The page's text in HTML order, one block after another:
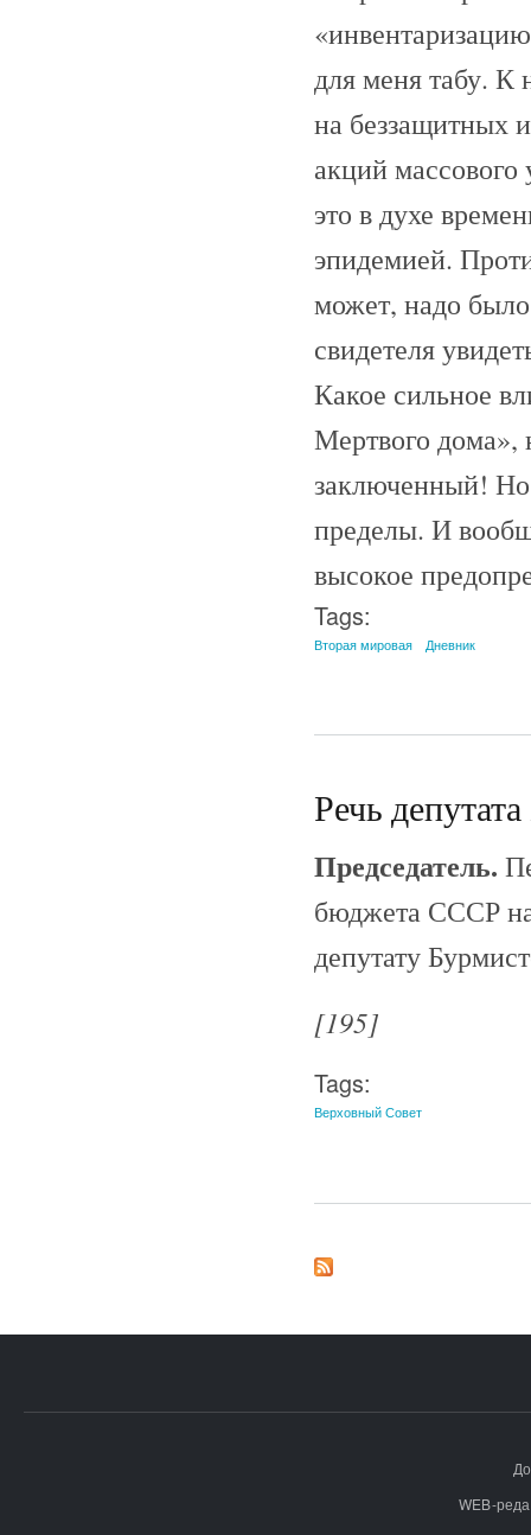
для меня табу. К
на беззащитных
акций
это в духе
эпидемией.
может, надо было
свидетеля
Какое сильное
Мертвого дома»,
заключенный! Но
пределы. И
высокое
Tags:
Вторая мировая Дневник
Речь
Председатель.
бюджета СССР на
депутату
[195]
Tags:
Верховный Совет
WEB-